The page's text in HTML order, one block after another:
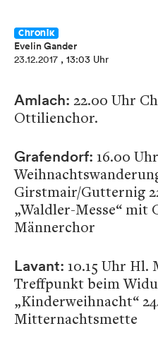
Chronik
Evelin Gander
23.12.2017 , 13:03 Uhr
Amlach: 22.00 Uhr
Ottilienchor.
Grafendorf: 16.00 Uhr
Girstmair/Gutternig
„Waldler-Messe“ mit
Männerchor
Lavant: 10.15 Uhr Hl.
Treffpunkt beim
„Kinderweihnacht“
Mitternachtsmette